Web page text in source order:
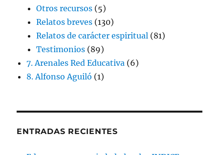
Otros recursos (5)
Relatos breves (130)
Relatos de carácter espiritual (81)
Testimonios (89)
7. Arenales Red Educativa (6)
8. Alfonso Aguiló (1)
ENTRADAS RECIENTES